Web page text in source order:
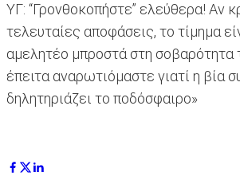
ΥΓ: “Γρονθοκοπήστε” ελεύθερα! Αν
τελευταίες αποφάσεις, το τίμημα
αμελητέο μπροστά στη σοβαρότητα
έπειτα αναρωτιόμαστε γιατί η βία
δηλητηριάζει το ποδόσφαιρο»